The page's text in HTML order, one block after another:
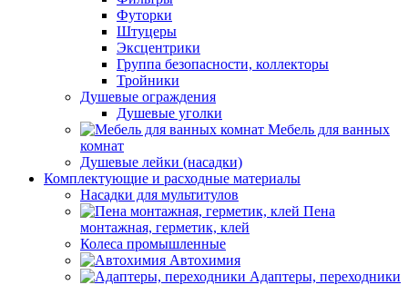
Футорки
Штуцеры
Эксцентрики
Группа безопасности, коллекторы
Тройники
Душевые ограждения
Душевые уголки
Мебель для ванных
комнат
Душевые лейки (насадки)
Комплектующие и расходные материалы
Насадки для мультитулов
Пена
монтажная, герметик, клей
Колеса промышленные
Автохимия
Адаптеры, переходники